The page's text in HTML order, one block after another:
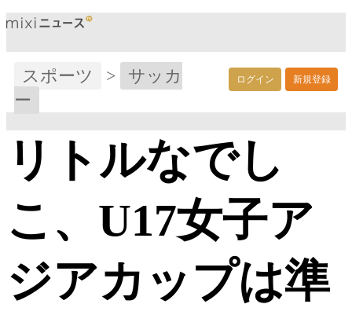
ログイン 新規登録
スポーツ >
サッカ
ー
リトルなでし
こ、U17女子ア
ジアカップは準